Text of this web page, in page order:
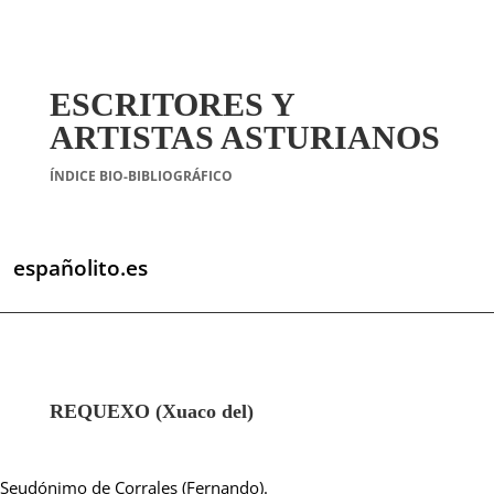
ESCRITORES Y
ARTISTAS ASTURIANOS
ÍNDICE BIO-BIBLIOGRÁFICO
españolito.es
REQUEXO (Xuaco del)
Seudónimo de Corrales (Fernando).